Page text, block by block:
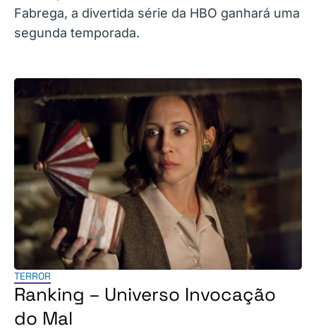
Fabrega, a divertida série da HBO ganhará uma
segunda temporada.
TERROR
Ranking – Universo Invocação
do Mal